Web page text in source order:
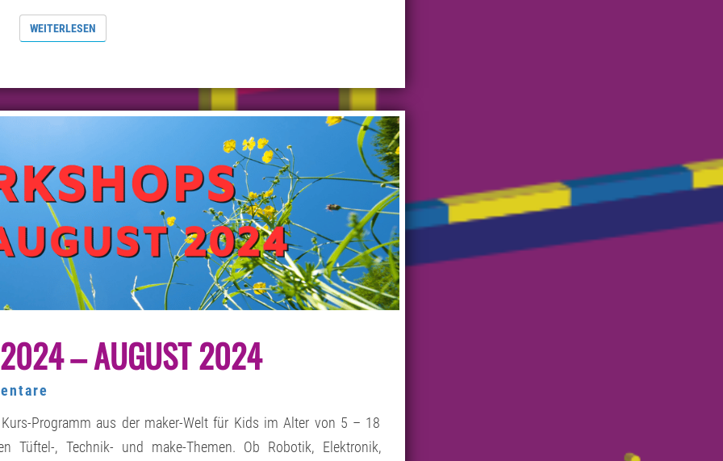
WEITERLESENWEITERLESEN
2024
– AUGUST 2024
Programm aus der maker-Welt für Kids im Alter von 5 – 18
, Technik- und make-Themen. Ob Robotik, Elektronik,